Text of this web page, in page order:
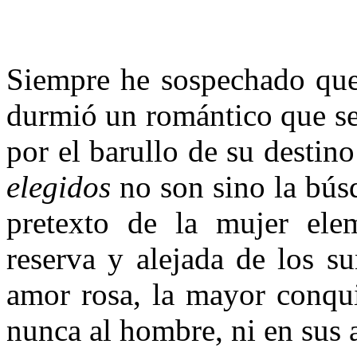
Siempre he sospechado
durmió un romántico que
por el barullo de su
elegidos no son sino la
pretexto de la mujer
reserva y alejada de los
amor rosa, la mayor
nunca al hombre, ni en sus